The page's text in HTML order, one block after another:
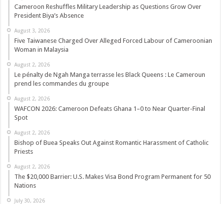
Cameroon Reshuffles Military Leadership as Questions Grow Over
President Biya’s Absence
August 3, 2026
Five Taiwanese Charged Over Alleged Forced Labour of Cameroonian
Woman in Malaysia
August 2, 2026
Le pénalty de Ngah Manga terrasse les Black Queens : Le Cameroun
prend les commandes du groupe
August 2, 2026
WAFCON 2026: Cameroon Defeats Ghana 1–0 to Near Quarter-Final
Spot
August 2, 2026
Bishop of Buea Speaks Out Against Romantic Harassment of Catholic
Priests
August 2, 2026
The $20,000 Barrier: U.S. Makes Visa Bond Program Permanent for 50
Nations
July 30, 2026